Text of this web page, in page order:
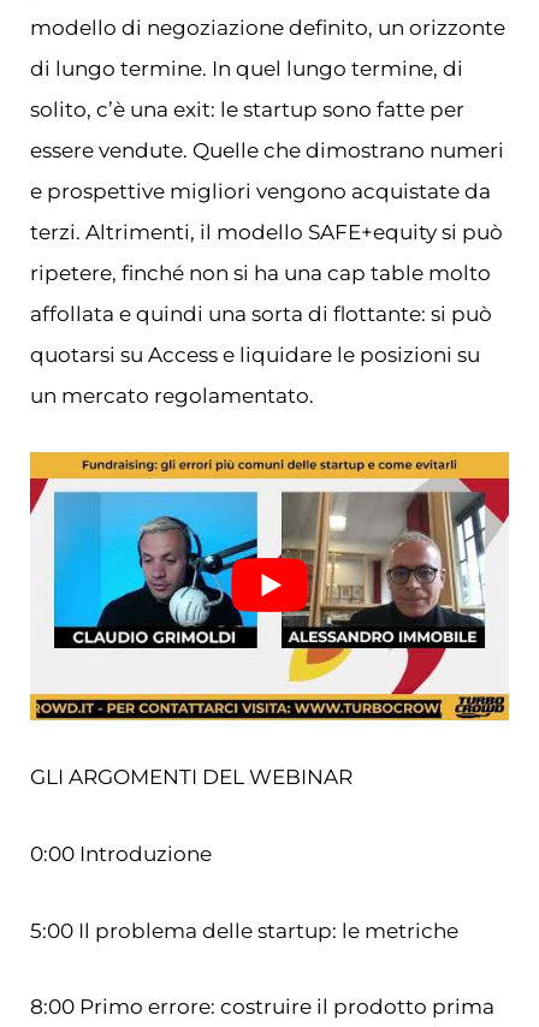
modello di negoziazione definito, un orizzonte
di lungo termine. In quel lungo termine, di
solito, c’è una exit: le startup sono fatte per
essere vendute. Quelle che dimostrano numeri
e prospettive migliori vengono acquistate da
terzi. Altrimenti, il modello SAFE+equity si può
ripetere, finché non si ha una cap table molto
affollata e quindi una sorta di flottante: si può
quotarsi su Access e liquidare le posizioni su
un mercato regolamentato.
GLI ARGOMENTI DEL WEBINAR
0:00 Introduzione
5:00 Il problema delle startup: le metriche
8:00 Primo errore: costruire il prodotto prima